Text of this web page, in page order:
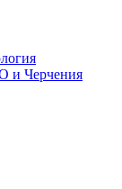
и Черчения